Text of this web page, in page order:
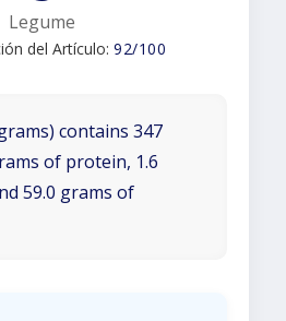
Legume
del Artículo: 92/100
contains 347
of protein, 1.6
59.0 grams of